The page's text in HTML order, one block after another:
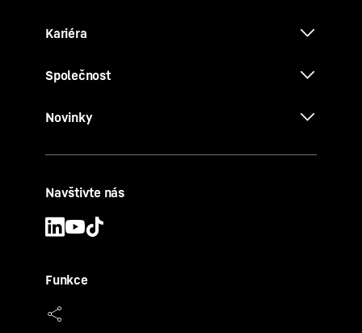
Kariéra
Společnost
Novinky
Navštivte nás
Funkce